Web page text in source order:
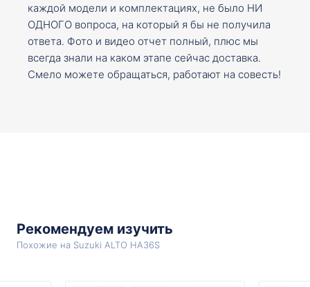
каждой модели и комплектациях, не было НИ
ОДНОГО вопроса, на который я бы не получила
ответа. Фото и видео отчет полный, плюс мы
всегда знали на каком этапе сейчас доставка.
Смело можете обращаться, работают на совесть!
Рекомендуем изучить
Похожие на Suzuki ALTO HA36S